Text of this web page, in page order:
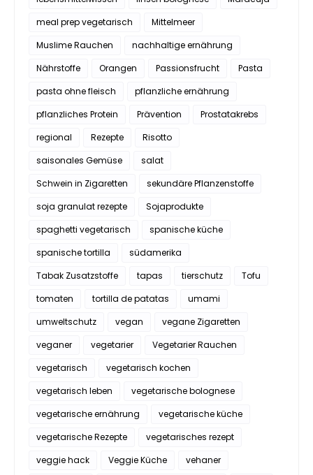
meal prep vegetarisch
Mittelmeer
Muslime Rauchen
nachhaltige ernährung
Nährstoffe
Orangen Passionsfrucht
Pasta
pasta ohne fleisch
pflanzliche ernährung
pflanzliches Protein
Prävention
Prostatakrebs
regional
Rezepte
Risotto
saisonales Gemüse
salat
Schwein in Zigaretten
sekundäre Pflanzenstoffe
soja granulat rezepte
Sojaprodukte
spaghetti vegetarisch
spanische küche
spanische tortilla
südamerika
Tabak Zusatzstoffe
tapas tierschutz
Tofu
tomaten
tortilla de patatas
umami
umweltschutz
vegan
vegane Zigaretten
veganer
vegetarier
Vegetarier Rauchen
vegetarisch
vegetarisch kochen
vegetarisch leben
vegetarische bolognese
vegetarische ernährung
vegetarische küche
vegetarische Rezepte
vegetarisches rezept
veggie hack
Veggie Küche
vehaner